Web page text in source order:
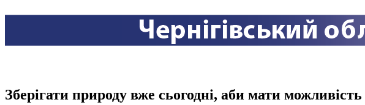
Зберігати природу вже сьогодні, аби мати